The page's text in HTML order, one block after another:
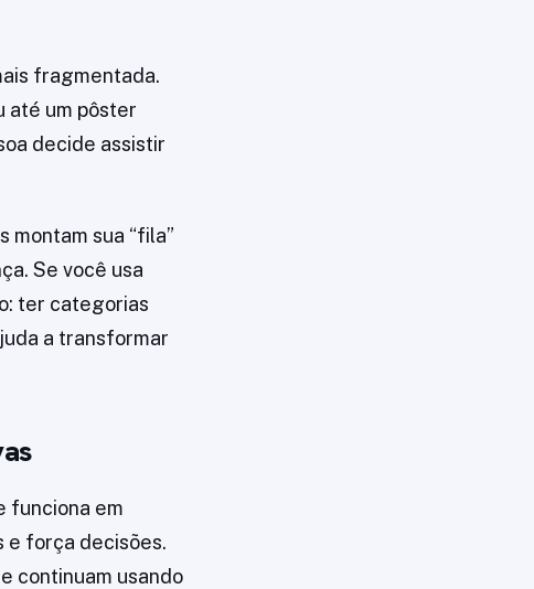
fragmentada.
até um pôster
decide assistir
montam sua “fila”
Se você usa
ter categorias
a transformar
funciona em
e força decisões.
continuam usando